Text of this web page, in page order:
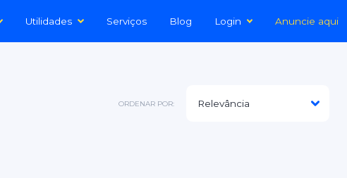
Utilidades Serviços Blog Login Anuncie aqui
ORDENAR POR: